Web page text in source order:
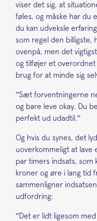
viser det sig, at
føles, og måske har du
du kan udveksle
som regel den billigste,
ovenpå, men det
og tilføjer et
brug for at minde sig
”Sæt forventningerne
og bare leve okay. Du
perfekt ud udadtil.”
Og hvis du synes, det
uoverkommeligt at lave
par timers indsats, som
kroner og øre i lang tid
sammenligner
udfordring:
”Det er lidt ligesom